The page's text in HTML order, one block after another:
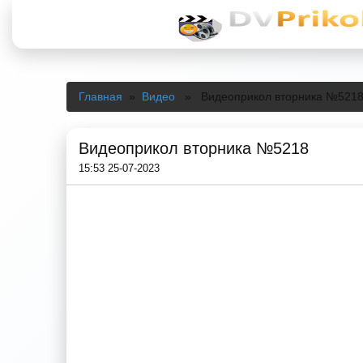
Главная » Видео » Видеоприкол вторника №5218
Видеоприкол вторника №5218
15:53 25-07-2023